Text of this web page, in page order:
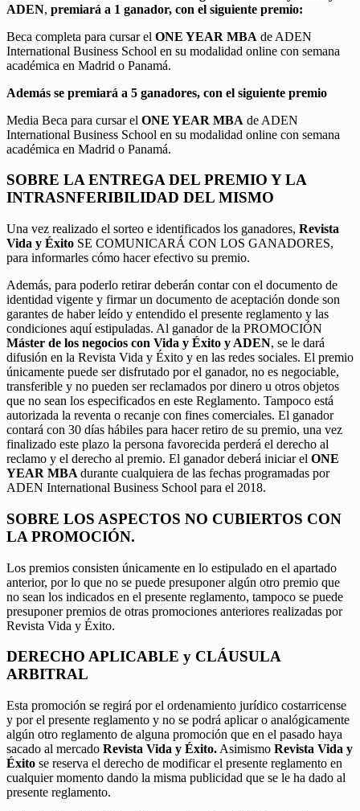
ADEN, premiará a 1 ganador, con el siguiente premio:
Beca completa para cursar el ONE YEAR MBA de ADEN
International Business School en su modalidad online con semana
académica en Madrid o Panamá.
Además se premiará a 5 ganadores, con el siguiente premio
Media Beca para cursar el ONE YEAR MBA de ADEN
International Business School en su modalidad online con semana
académica en Madrid o Panamá.
SOBRE LA ENTREGA DEL PREMIO Y LA
INTRASNFERIBILIDAD DEL MISMO
Una vez realizado el sorteo e identificados los ganadores, Revista
Vida y Éxito SE COMUNICARÁ CON LOS GANADORES,
para informarles cómo hacer efectivo su premio.
Además, para poderlo retirar deberán contar con el documento de
identidad vigente y firmar un documento de aceptación donde son
garantes de haber leído y entendido el presente reglamento y las
condiciones aquí estipuladas. Al ganador de la PROMOCIÓN
Máster de los negocios con Vida y Éxito y ADEN, se le dará
difusión en la Revista Vida y Éxito y en las redes sociales. El premio
únicamente puede ser disfrutado por el ganador, no es negociable,
transferible y no pueden ser reclamados por dinero u otros objetos
que no sean los especificados en este Reglamento. Tampoco está
autorizada la reventa o recanje con fines comerciales. El ganador
contará con 30 días hábiles para hacer retiro de su premio, una vez
finalizado este plazo la persona favorecida perderá el derecho al
reclamo y el derecho al premio. El ganador deberá iniciar el ONE
YEAR MBA durante cualquiera de las fechas programadas por
ADEN International Business School para el 2018.
SOBRE LOS ASPECTOS NO CUBIERTOS CON
LA PROMOCIÓN.
Los premios consisten únicamente en lo estipulado en el apartado
anterior, por lo que no se puede presuponer algún otro premio que
no sean los indicados en el presente reglamento, tampoco se puede
presuponer premios de otras promociones anteriores realizadas por
Revista Vida y Éxito.
DERECHO APLICABLE y CLÁUSULA
ARBITRAL
Esta promoción se regirá por el ordenamiento jurídico costarricense
y por el presente reglamento y no se podrá aplicar o analógicamente
algún otro reglamento de alguna promoción que en el pasado haya
sacado al mercado Revista Vida y Éxito. Asimismo Revista Vida y
Éxito se reserva el derecho de modificar el presente reglamento en
cualquier momento dando la misma publicidad que se le ha dado al
presente reglamento.